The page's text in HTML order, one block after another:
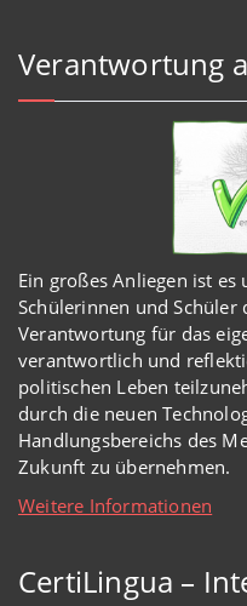
Verantwortung
Ein großes Anliegen ist es
Schülerinnen und Schüler
Verantwortung für das
verantwortlich und
politischen Leben
durch die neuen
Handlungsbereichs des
Zukunft zu übernehmen.
Weitere Informationen
CertiLingua –